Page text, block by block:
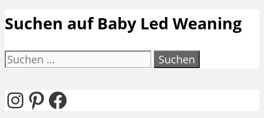
Suchen auf Baby Led Weaning
Suchen
Instagram
Pinterest
Facebook